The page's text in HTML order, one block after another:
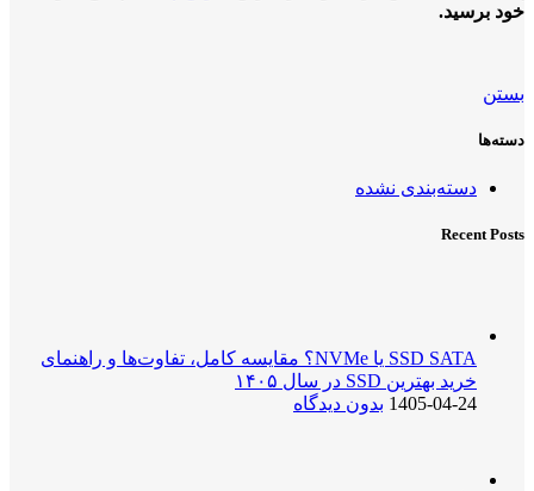
خود برسید.
بستن
دسته‌ها
دسته‌بندی نشده
Recent Posts
SSD SATA یا NVMe؟ مقایسه کامل، تفاوت‌ها و راهنمای
خرید بهترین SSD در سال ۱۴۰۵
1405-04-24 بدون دیدگاه